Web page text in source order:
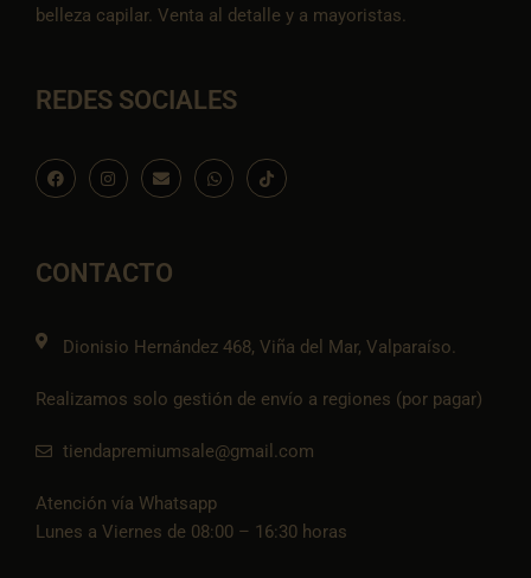
belleza capilar. Venta al detalle y a mayoristas.
REDES SOCIALES
F
a
c
o
k
I
n
s
r
a
E
n
v
p
e
W
h
a
I
c
o
CONTACTO
Dionisio Hernández 468, Viña del Mar, Valparaíso.
Realizamos solo gestión de envío a regiones (por pagar)
tiendapremiumsale@gmail.com
Atención vía Whatsapp
Lunes a Viernes de 08:00 – 16:30 horas